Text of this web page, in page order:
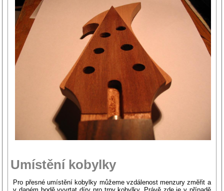
Umístění kobylky
Pro přesné umístění kobylky můžeme vzdálenost menzury změřit a